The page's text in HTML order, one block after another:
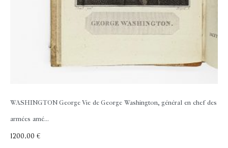
WASHINGTON George Vie de George Washington, général en chef des
armées amé...
1200,00 €